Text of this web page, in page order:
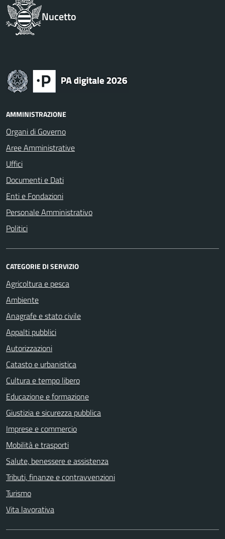
Nucetto
AMMINISTRAZIONE
Organi di Governo
Aree Amministrative
Uffici
Documenti e Dati
Enti e Fondazioni
Personale Amministrativo
Politici
CATEGORIE DI SERVIZIO
Agricoltura e pesca
Ambiente
Anagrafe e stato civile
Appalti pubblici
Autorizzazioni
Catasto e urbanistica
Cultura e tempo libero
Educazione e formazione
Giustizia e sicurezza pubblica
Imprese e commercio
Mobilità e trasporti
Salute, benessere e assistenza
Tributi, finanze e contravvenzioni
Turismo
Vita lavorativa